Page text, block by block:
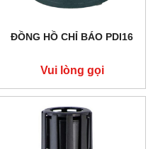
ĐỒNG HỒ CHỈ BÁO PDI16
Vui lòng gọi